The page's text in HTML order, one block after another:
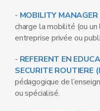
- MOBILITY MANAGER
charge la mobilité (ou
entreprise privée ou
- REFERENT EN
SECURITE ROUTIERE
pédagogique de
ou spécialisé.